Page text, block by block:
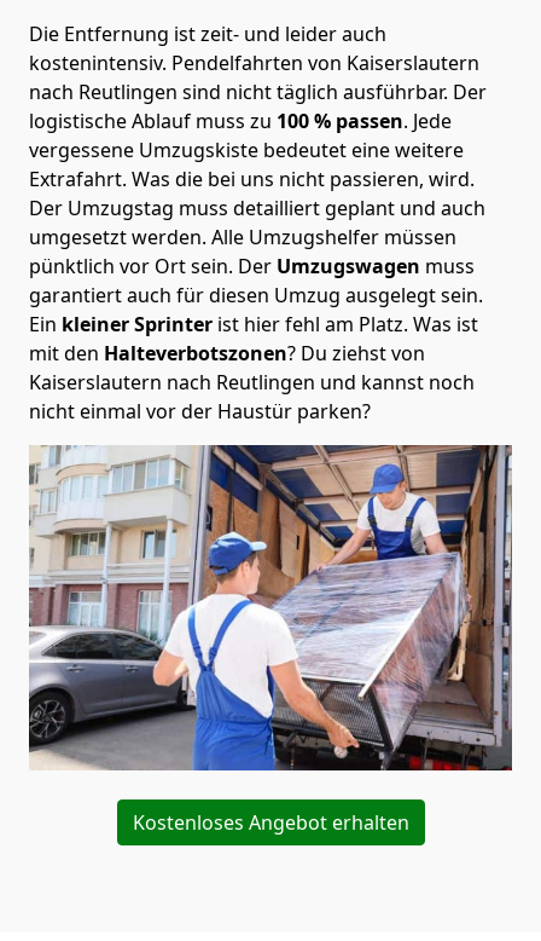
Die Entfernung ist zeit- und leider auch
kostenintensiv. Pendelfahrten von Kaiserslautern
nach Reutlingen sind nicht täglich ausführbar. Der
logistische Ablauf muss zu 100 % passen. Jede
vergessene Umzugskiste bedeutet eine weitere
Extrafahrt. Was die bei uns nicht passieren, wird.
Der Umzugstag muss detailliert geplant und auch
umgesetzt werden. Alle Umzugshelfer müssen
pünktlich vor Ort sein. Der Umzugswagen muss
garantiert auch für diesen Umzug ausgelegt sein.
Ein kleiner Sprinter ist hier fehl am Platz. Was ist
mit den Halteverbotszonen? Du ziehst von
Kaiserslautern nach Reutlingen und kannst noch
nicht einmal vor der Haustür parken?
Kostenloses Angebot erhalten